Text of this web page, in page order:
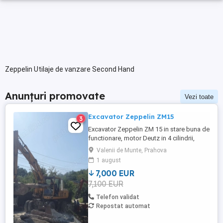
Zeppelin Utilaje de vanzare Second Hand
Anunțuri promovate Vezi toate
3 Excavator Zeppelin ZM15
Excavator Zeppelin ZM 15 in stare buna de
functionare, motor Deutz in 4 cilindrii,
instalatie de greifer, mai multe detalii
telefonic.2 bucati disponibile
Valenii de Munte, Prahova
1 august
7,000 EUR
7,100 EUR
Telefon validat
Repostat automat